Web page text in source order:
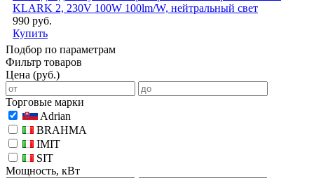
KLARK 2, 230V 100W 100lm/W, нейтральный свет
990 руб.
Купить
Подбор по параметрам
Фильтр товаров
Цена (руб.)
Торговые марки
Adrian
BRAHMA
IMIT
SIT
Мощность, кВт